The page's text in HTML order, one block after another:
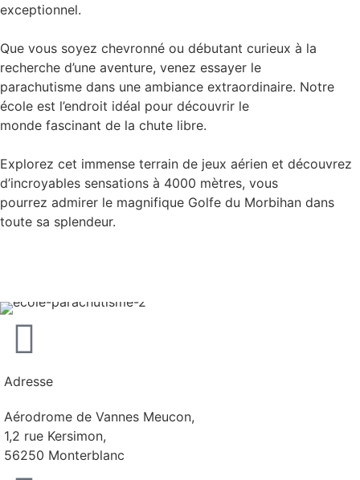
exceptionnel.
Que vous soyez chevronné ou débutant curieux à la
recherche d’une aventure, venez essayer le
parachutisme dans une ambiance extraordinaire. Notre
école est l’endroit idéal pour découvrir le
monde fascinant de la chute libre.
Explorez cet immense terrain de jeux aérien et découvrez
d’incroyables sensations à 4000 mètres, vous
pourrez admirer le magnifique Golfe du Morbihan dans
toute sa splendeur.
Adresse
Aérodrome de Vannes Meucon,
1,2 rue Kersimon,
56250 Monterblanc